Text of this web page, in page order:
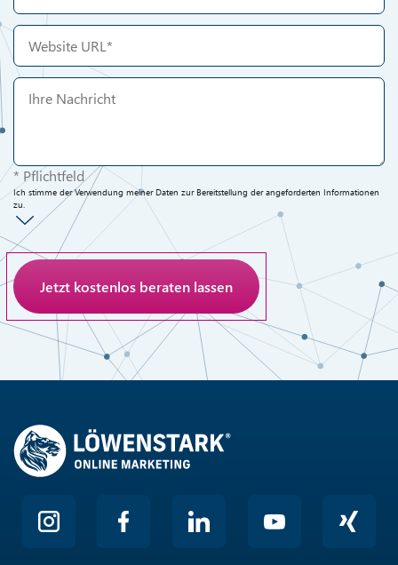
* Pflichtfeld
Ich stimme der Verwendung meiner Daten zur Bereitstellung der angeforderten Informationen
zu.
Anti-Roboter-Verifizierung
Hier klicken